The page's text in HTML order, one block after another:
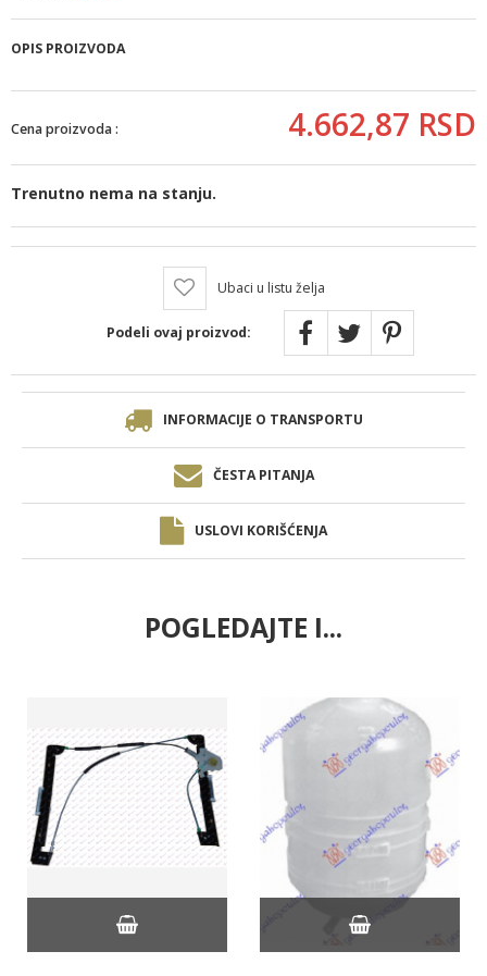
OPIS PROIZVODA
Cena proizvoda : 4.662,87 RSD
Trenutno nema na stanju.
Ubaci u listu želja
Podeli ovaj proizvod:
INFORMACIJE O TRANSPORTU
ČESTA PITANJA
USLOVI KORIŠĆENJA
POGLEDAJTE I...